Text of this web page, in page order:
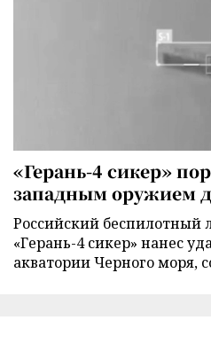
«Герань-4 сикер»
западным оружием
Российский беспилотный
«Герань-4 сикер» нанес
акватории Черного моря,